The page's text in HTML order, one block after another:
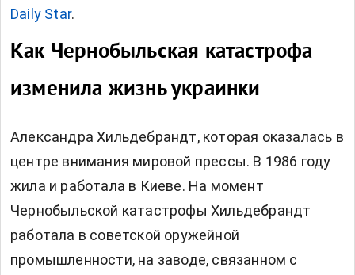
Daily Star.
Как Чернобыльская катастрофа
изменила жизнь украинки
Александра Хильдебрандт, которая оказалась в
центре внимания мировой прессы. В 1986 году
жила и работала в Киеве. На момент
Чернобыльской катастрофы Хильдебрандт
работала в советской оружейной
промышленности, на заводе, связанном с